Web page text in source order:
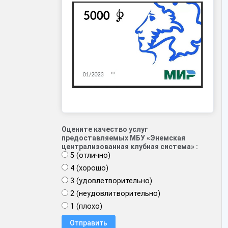
Оцените качество услуг
предоставляемых МБУ «Энемская
централизованная клубная система» :
5 (отлично)
4 (хорошо)
3 (удовлетворительно)
2 (неудовлитворительно)
1 (плохо)
Отправить